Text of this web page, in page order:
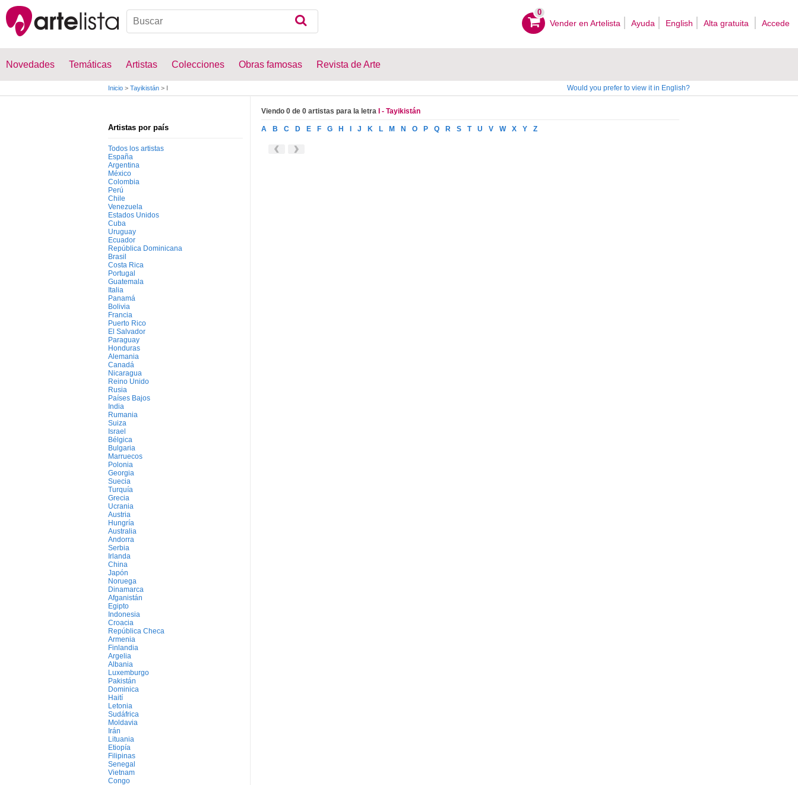
0
Vender en Artelista Ayuda English Alta gratuita Accede
Novedades Temáticas Artistas Colecciones Obras famosas Revista de Arte
Inicio > Tayikistán > I Would you prefer to view it in English?
Artistas por país
Todos los artistas
España
Argentina
México
Colombia
Perú
Chile
Venezuela
Estados Unidos
Cuba
Uruguay
Ecuador
República Dominicana
Brasil
Costa Rica
Portugal
Guatemala
Italia
Panamá
Bolivia
Francia
Puerto Rico
El Salvador
Paraguay
Honduras
Alemania
Canadá
Nicaragua
Reino Unido
Rusia
Países Bajos
India
Rumania
Suiza
Israel
Bélgica
Bulgaria
Marruecos
Polonia
Georgia
Suecia
Turquía
Grecia
Ucrania
Austria
Hungría
Australia
Andorra
Serbia
Irlanda
China
Japón
Noruega
Dinamarca
Afganistán
Egipto
Indonesia
Croacia
República Checa
Armenia
Finlandia
Argelia
Albania
Luxemburgo
Pakistán
Dominica
Haití
Letonia
Sudáfrica
Moldavia
Irán
Lituania
Etiopía
Filipinas
Senegal
Vietnam
Congo
Viendo 0 de 0 artistas para la letra I - Tayikistán
A B C D E F G H J K L M N O P Q R S T U V W X Y Z